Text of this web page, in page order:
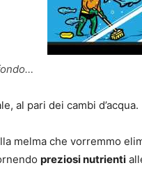
al pari dei cambi d’acqua.
melma che vorremmo
preziosi nutrienti